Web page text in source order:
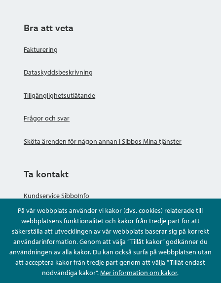
På vår webbplats använder vi kakor (dvs. cookies) relaterade till
webbplatsens funktionalitet och kakor från tredje part för att
säkerställa att utvecklingen av vår webbplats baserar sig på korrekt
användarinformation. Genom att välja ”Tillåt kakor” godkänner du
användningen av alla kakor. Du kan också surfa på webbplatsen utan
att acceptera kakor från tredje part genom att välja ”Tillåt endast
nödvändiga kakor”.Mer information om kakor.
Bra att veta
Fakturering
Dataskyddsbeskrivning
Tillgänglighetsutlåtande
Frågor och svar
Sköta ärenden för någon annan i Sibbos Mina tjänster
Ta kontakt
Kundservice SibboInfo
Ge anonym respons
Ställ en fråga eller sköta ditt ärende
Kontaktuppgifter